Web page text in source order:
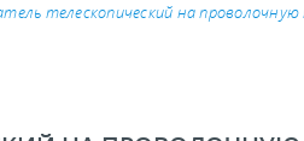
телескопический на проволочную